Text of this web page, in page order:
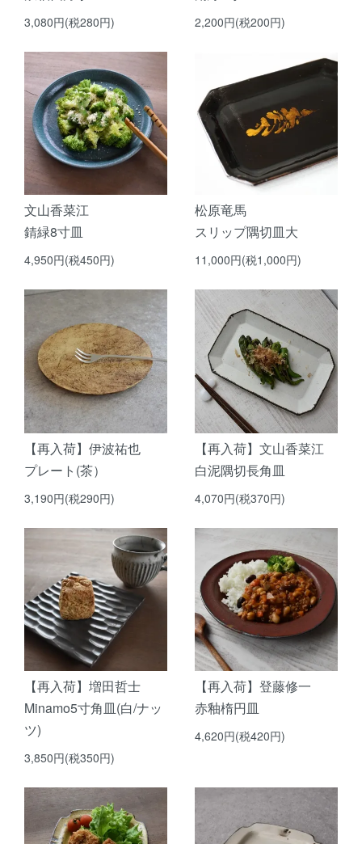
3,080円(税280円) 2,200円(税200円)
文山香菜江
錆緑8寸皿
4,950円(税450円)
松原竜馬
スリップ隅切皿大
11,000円(税1,000円)
【再入荷】伊波祐也
プレート(茶）
3,190円(税290円)
【再入荷】文山香菜江
白泥隅切長角皿
4,070円(税370円)
【再入荷】増田哲士
Minamo5寸角皿(白/ナッ
ツ)
3,850円(税350円)
【再入荷】登藤修一
赤釉楕円皿
4,620円(税420円)